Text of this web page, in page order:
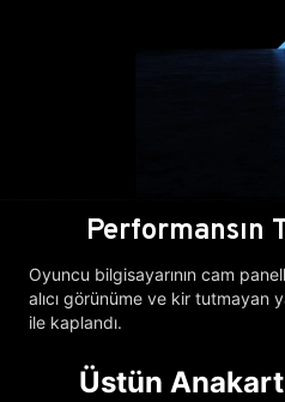
Performansın
Oyuncu bilgisayarının cam
alıcı görünüme ve kir tutmayan
ile kaplandı.
Üstün